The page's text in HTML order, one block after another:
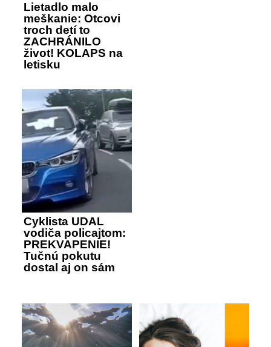
Lietadlo malo
meškanie: Otcovi
troch detí to
ZACHRÁNILO
život! KOLAPS na
letisku
Cyklista UDAL
vodiča policajtom:
PREKVAPENIE!
Tučnú pokutu
dostal aj on sám